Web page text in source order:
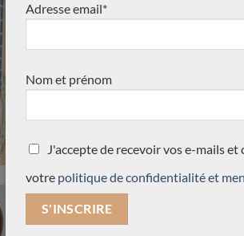
Adresse email*
Nom et prénom
J'accepte de recevoir vos e-mails
votre politique de confidentialité et